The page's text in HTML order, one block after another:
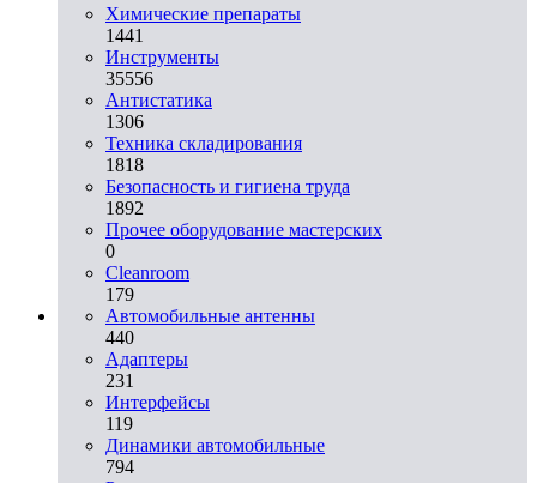
Химические препараты
1441
Инструменты
35556
Aнтистатика
1306
Техника складирования
1818
Безопасность и гигиена труда
1892
Прочее оборудование мастерских
0
Cleanroom
179
Автомобильные антенны
440
Адаптеры
231
Интерфейсы
119
Динамики автомобильные
794